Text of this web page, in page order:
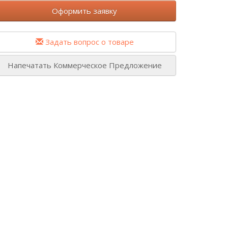
Оформить заявку
Задать вопрос о товаре
Напечатать Коммерческое Предложение